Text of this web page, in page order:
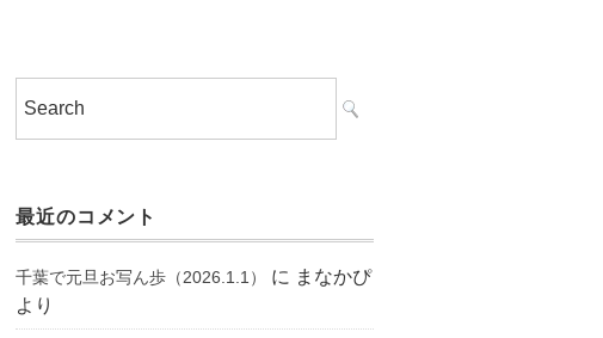
最近のコメント
千葉で元旦お写ん歩（2026.1.1） に まなかぴ
より